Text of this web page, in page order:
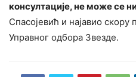
консултације, не може се
Спасојевић и најавио
Управног одбора Звезде.